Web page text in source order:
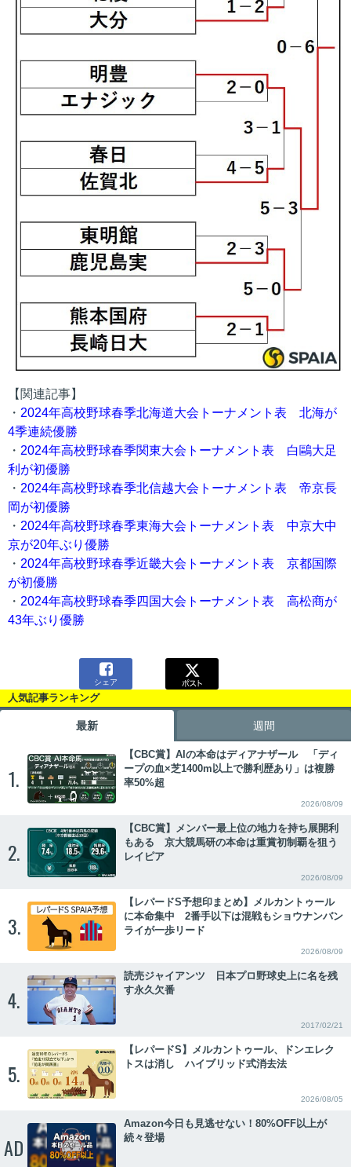
【関連記事】
・ 2024年高校野球春季北海道大会トーナメント表 北海が
4季連続優勝
・ 2024年高校野球春季関東大会トーナメント表 白鷗大足
利が初優勝
・ 2024年高校野球春季北信越大会トーナメント表 帝京長
岡が初優勝
・ 2024年高校野球春季東海大会トーナメント表 中京大中
京が20年ぶり優勝
・ 2024年高校野球春季近畿大会トーナメント表 京都国際
が初優勝
・ 2024年高校野球春季四国大会トーナメント表 高松商が
43年ぶり優勝

シェア
人気記事ランキング
最新 週間
1.
【CBC賞】AIの本命はディアナザール 「ディ
ープの血×芝1400m以上で勝利歴あり」は複勝
率50%超
2026/08/09
2.
【CBC賞】メンバー最上位の地力を持ち展開利
もある 京大競馬研の本命は重賞初制覇を狙う
レイピア
2026/08/09
3.
【レパードS予想印まとめ】メルカントゥール
に本命集中 2番手以下は混戦もショウナンバン
ライが一歩リード
2026/08/09
4.
読売ジャイアンツ 日本プロ野球史上に名を残
す永久欠番
2017/02/21
5.
【レパードS】メルカントゥール、ドンエレク
トスは消し ハイブリッド式消去法
2026/08/05
AD
Amazon今日も見逃せない！80%OFF以上が
続々登場